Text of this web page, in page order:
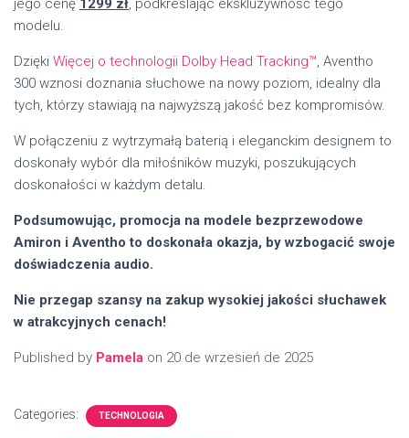
jego cenę 1299 zł, podkreślając ekskluzywność tego
modelu.
Dzięki Więcej o technologii Dolby Head Tracking™, Aventho
300 wznosi doznania słuchowe na nowy poziom, idealny dla
tych, którzy stawiają na najwyższą jakość bez kompromisów.
W połączeniu z wytrzymałą baterią i eleganckim designem to
doskonały wybór dla miłośników muzyki, poszukujących
doskonałości w każdym detalu.
Podsumowując, promocja na modele bezprzewodowe
Amiron i Aventho to doskonała okazja, by wzbogacić swoje
doświadczenia audio.
Nie przegap szansy na zakup wysokiej jakości słuchawek
w atrakcyjnych cenach!
Published by Pamela on 20 de wrzesień de 2025
Categories: TECHNOLOGIA